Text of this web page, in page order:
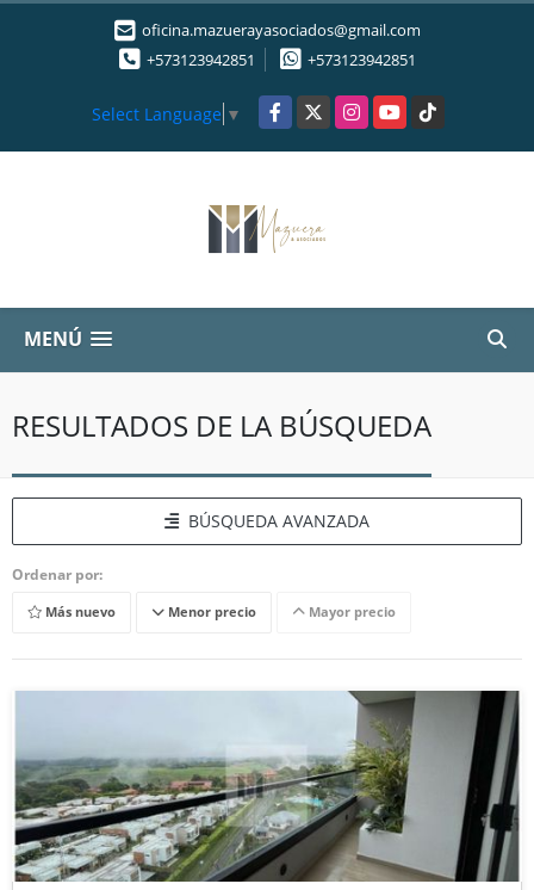
oficina.mazuerayasociados@gmail.com
+573123942851
+573123942851
Select Language ▼ Facebook
X InstagramYouTubeTikTok
MENÚ
RESULTADOS DE LA BÚSQUEDA
BÚSQUEDA AVANZADA
Ordenar por:
Más nuevo Menor precio Mayor precio